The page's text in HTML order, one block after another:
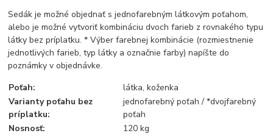
Sedák je možné objednať s jednofarebným látkovým poťahom,
alebo je možné vytvoriť kombináciu dvoch farieb z rovnakého typu
látky bez príplatku. * Výber farebnej kombinácie (rozmiestnenie
jednotlivých farieb, typ látky a označnie farby) napíšte do
poznámky v objednávke.
Poťah:
látka, koženka
Varianty poťahu bez
príplatku:
jednofarebný poťah / *dvojfarebný
poťah
Nosnosť:
120 kg